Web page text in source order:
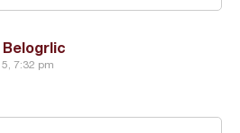
7:32 pm